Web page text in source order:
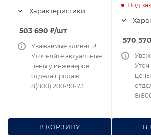
Характеристики
503 690 ₽/шт
В КОРЗИНУ
Уважаемые клиенты!
Уточняйте актуальные
цены у инженеров
отдела продаж:
8(800) 200-90-73
Под
570 570
В